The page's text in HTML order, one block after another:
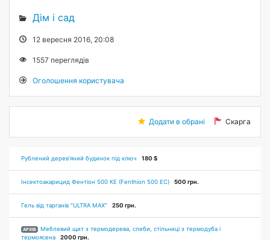
Дім і сад
12 вересня 2016, 20:08
1557 переглядів
Оголошення користувача
Скарга
Додати в обрані
Рублений дерев'яний будинок під ключ 180 $
Інсектоакарицид Фентіон 500 КЕ (Fenthion 500 EC) 500 грн.
Гель від тарганів "ULTRA MAX" 250 грн.
АРХІВ
Меблевий щит з термодерева, слеби, стільниці з термодуба і
термоясена
2000 грн.